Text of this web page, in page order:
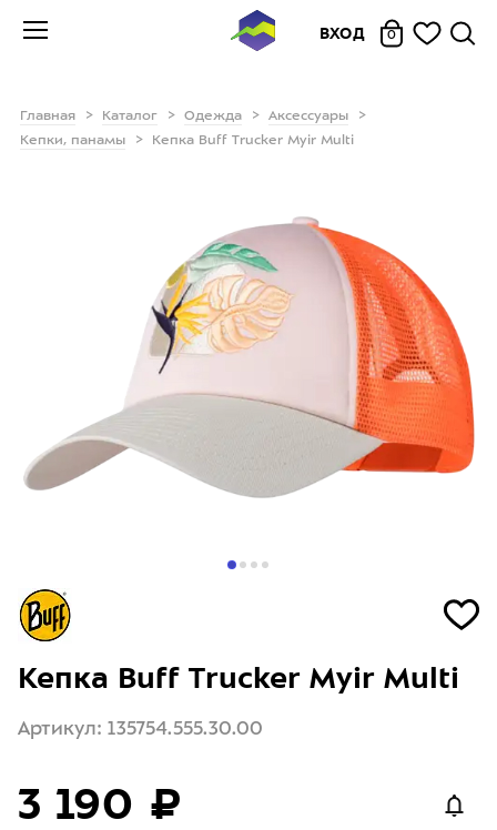
ВХОД 0
Главная Каталог Одежда
Аксессуары
Кепки, панамы
Кепка Buff Trucker Myir Multi
Кепка Buff Trucker Myir Multi
Артикул: 135754.555.30.00
3 190 ₽